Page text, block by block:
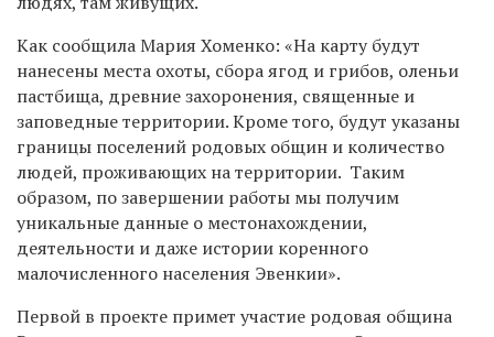
Как сообщила Мария Хоменко: «На карту будут
нанесены места охоты, сбора ягод и грибов, оленьи
пастбища, древние захоронения, священные и
заповедные территории. Кроме того, будут указаны
границы поселений родовых общин и количество
людей, проживающих на территории. Таким
образом, по завершении работы мы получим
уникальные данные о местонахождении,
деятельности и даже истории коренного
малочисленного населения Эвенкии».
Первой в проекте примет участие родовая община